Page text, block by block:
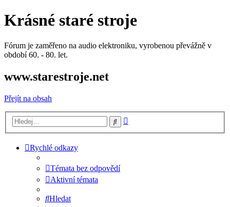
Krásné staré stroje
Fórum je zaměřeno na audio elektroniku, vyrobenou převážně v
období 60. - 80. let.
www.starestroje.net
Přejít na obsah
Hledat
Rychlé odkazy
Témata bez odpovědí
Aktivní témata
Hledat